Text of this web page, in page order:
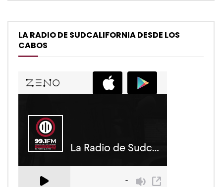
LA RADIO DE SUDCALIFORNIA DESDE LOS
CABOS